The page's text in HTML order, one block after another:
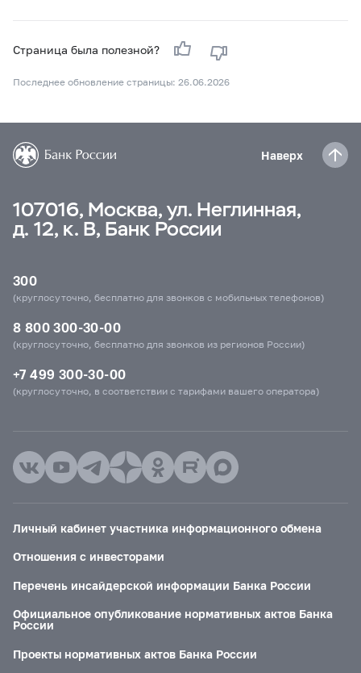
Страница была полезной?
Последнее обновление страницы: 26.06.2026
Наверх
107016, Москва, ул. Неглинная,
д. 12, к. В, Банк России
300
(круглосуточно, бесплатно для звонков с мобильных телефонов)
8 800 300-30-00
(круглосуточно, бесплатно для звонков из регионов России)
+7 499 300-30-00
(круглосуточно, в соответствии с тарифами вашего оператора)
Личный кабинет участника информационного обмена
Отношения с инвесторами
Перечень инсайдерской информации Банка России
Официальное опубликование нормативных актов Банка
России
Проекты нормативных актов Банка России